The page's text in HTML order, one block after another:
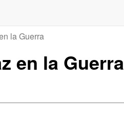
la Guerra
en la Guerra